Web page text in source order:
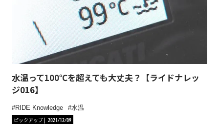
水温って100℃を超えても大丈夫？【ライドナレッ
ジ016】
RIDE Knowledge
水温
ピックアップ
2021/12/09